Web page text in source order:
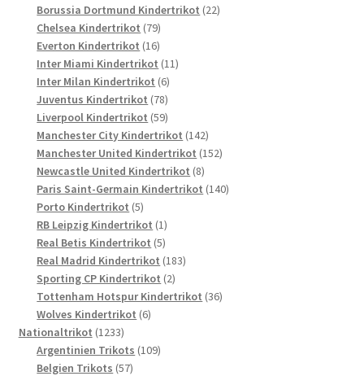
Produkte
Borussia Dortmund Kindertrikot 2222
Chelsea Kindertrikot 7979
Produkte
Everton Kindertrikot 1616
Produkte
Inter Miami Kindertrikot 1111
Inter Milan Kindertrikot 66
Produkte
Juventus Kindertrikot 7878
Produkte
Liverpool Kindertrikot 5959
Produkte
Manchester City Kindertrikot 142142
Produkte
Manchester United Kindertrikot 152152
Newcastle United Kindertrikot 88
Produkte
Paris Saint-Germain Kindertrikot 140140
Porto Kindertrikot 55
Produkte
RB Leipzig Kindertrikot 11
Produkt
Real Betis Kindertrikot 55
Produkte
Real Madrid Kindertrikot 183183
Sporting CP Kindertrikot 22
Produkte
Tottenham Hotspur Kindertrikot 3636
Wolves Kindertrikot 66
Nationaltrikot 12331233
Produkte
Argentinien Trikots 109109
Belgien Trikots 5757